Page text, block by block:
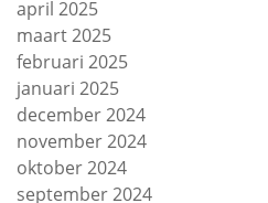
april 2025
maart 2025
februari 2025
januari 2025
december 2024
november 2024
oktober 2024
september 2024